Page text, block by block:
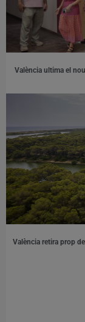
València ultima el
València retira prop